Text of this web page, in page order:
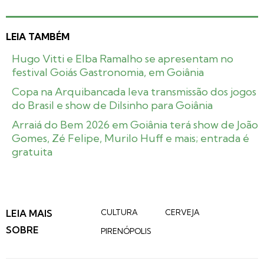
LEIA TAMBÉM
Hugo Vitti e Elba Ramalho se apresentam no
festival Goiás Gastronomia, em Goiânia
Copa na Arquibancada leva transmissão dos jogos
do Brasil e show de Dilsinho para Goiânia
Arraiá do Bem 2026 em Goiânia terá show de João
Gomes, Zé Felipe, Murilo Huff e mais; entrada é
gratuita
LEIA MAIS
SOBRE
CULTURA
CERVEJA
PIRENÓPOLIS